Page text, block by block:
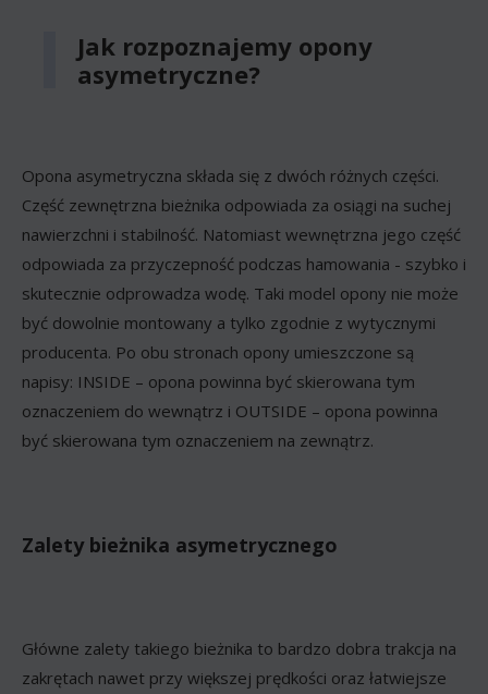
Jak rozpoznajemy opony
asymetryczne?
Opona asymetryczna składa się z dwóch różnych części.
Część zewnętrzna bieżnika odpowiada za osiągi na suchej
nawierzchni i stabilność. Natomiast wewnętrzna jego część
odpowiada za przyczepność podczas hamowania - szybko i
skutecznie odprowadza wodę. Taki model opony nie może
być dowolnie montowany a tylko zgodnie z wytycznymi
producenta. Po obu stronach opony umieszczone są
napisy: INSIDE – opona powinna być skierowana tym
oznaczeniem do wewnątrz i OUTSIDE – opona powinna
być skierowana tym oznaczeniem na zewnątrz.
Zalety bieżnika asymetrycznego
Główne zalety takiego bieżnika to bardzo dobra trakcja na
zakrętach nawet przy większej prędkości oraz łatwiejsze